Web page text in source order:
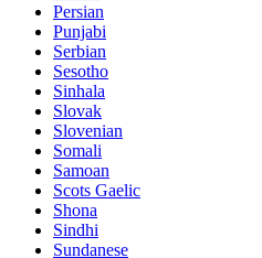
Persian
Punjabi
Serbian
Sesotho
Sinhala
Slovak
Slovenian
Somali
Samoan
Scots Gaelic
Shona
Sindhi
Sundanese